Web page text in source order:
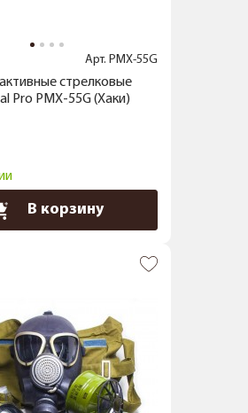
Арт. PMX-55G
стрелковые
Pro PMX-55G (Хаки)
В корзину